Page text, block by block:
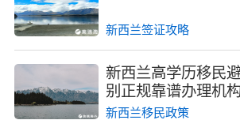
新西兰签证攻略
新西兰高学历移民
别正规靠谱办理机
新西兰移民政策